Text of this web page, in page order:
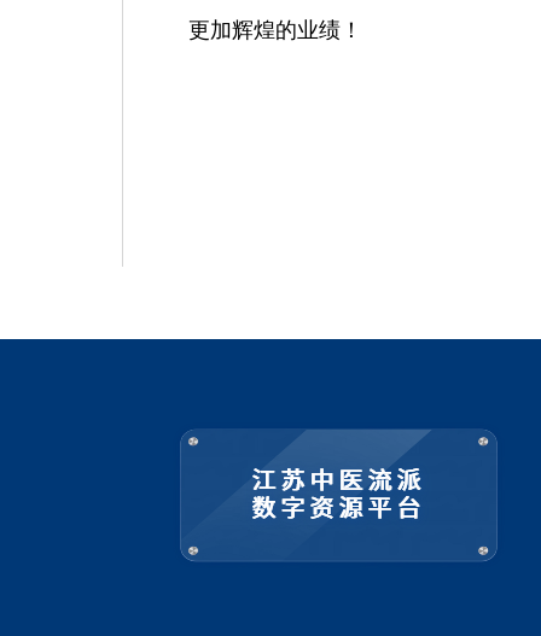
更加辉煌的业绩！